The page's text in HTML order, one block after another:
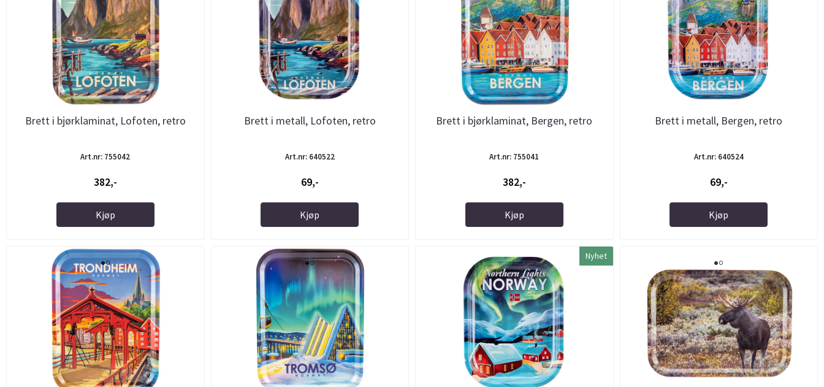
Brett i bjørklaminat, Lofoten, retro
Art.nr: 755042
382,-
Kjøp
Brett i metall, Lofoten, retro
Art.nr: 640522
69,-
Kjøp
Brett i bjørklaminat, Bergen, retro
Art.nr: 755041
382,-
Kjøp
Brett i metall, Bergen, retro
Art.nr: 640524
69,-
Kjøp
Nyhet